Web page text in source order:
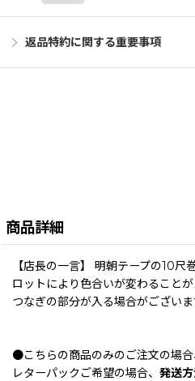
返品特約に関する重要事項
商品詳細
【店長の一言】 明朝テープの10
ロットにより色合いが変わること
つなぎの部分が入る場合がござい
●こちらの商品のみのご注文の場合
レターパックご希望の場合、 発送